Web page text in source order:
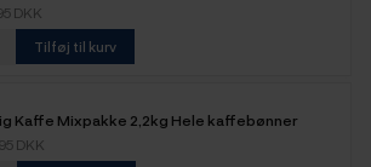
DKK
Tilføj til kurv
Kaffe Mixpakke 2,2kg Hele kaffebønner
DKK